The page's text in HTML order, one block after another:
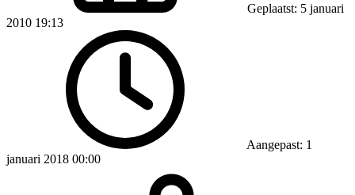
Geplaatst: 5 januari
2010 19:13
Aangepast: 1
januari 2018 00:00